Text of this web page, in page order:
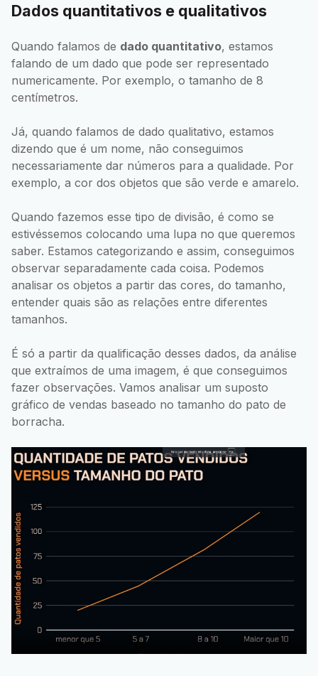
Dados quantitativos e qualitativos
Quando falamos de dado quantitativo, estamos
falando de um dado que pode ser representado
numericamente. Por exemplo, o tamanho de 8
centímetros.
Já, quando falamos de dado qualitativo, estamos
dizendo que é um nome, não conseguimos
necessariamente dar números para a qualidade. Por
exemplo, a cor dos objetos que são verde e amarelo.
Quando fazemos esse tipo de divisão, é como se
estivéssemos colocando uma lupa no que queremos
saber. Estamos categorizando e assim, conseguimos
observar separadamente cada coisa. Podemos
analisar os objetos a partir das cores, do tamanho,
entender quais são as relações entre diferentes
tamanhos.
É só a partir da qualificação desses dados, da análise
que extraímos de uma imagem, é que conseguimos
fazer observações. Vamos analisar um suposto
gráfico de vendas baseado no tamanho do pato de
borracha.